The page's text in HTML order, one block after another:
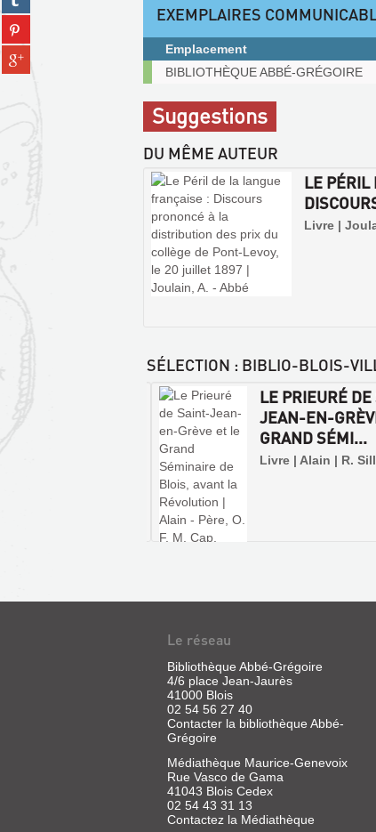
fenêtre)
(Nouvelle
fenêtre)
sur
tumblr
(Nouvelle
fenêtre)
Partager
sur
pinterest
(Nouvelle
Partager
sur
EXEMPLAIRES
Exemplaires
communicables
sur
place
Emplacement
BIBLIOTHÈQUE ABBÉ-GRÉGOIRE
Suggestions
DU MÊME AUTEUR
LE PÉRIL
Livre |
SÉLECTION : BIBLIO-BLOIS-
LE PRIEURÉ
JEAN-EN-
GRAND SÉMI...
Livre | Alain | R.
L'ÉGLISE
SAINT-
SAUVEUR
DE
BLOIS
Livre
Le réseau
Bibliothèque Abbé-Grégoire
4/6 place Jean-Jaurès
41000 Blois
02 54 56 27 40
Contacter la bibliothèque Abbé-
Grégoire
Médiathèque Maurice-Genevoix
Rue Vasco de Gama
41043 Blois Cedex
02 54 43 31 13
Contactez la Médiathèque